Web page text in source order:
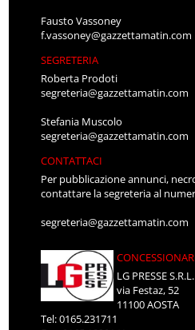
Fausto Vassoney
f.vassoney@gazzettamatin.com
SEGRETERIA
Roberta Prodoti
segreteria@gazzettamatin.com
Stefania Muscolo
segreteria@gazzettamatin.com
CONTATTACI
Per pubblicazione annunci,
contattare la segreteria al
segreteria@gazzettamatin.com
LG PRESSE S.R.L.
via Festaz, 52
11100 AOSTA
Tel: 0165.231711